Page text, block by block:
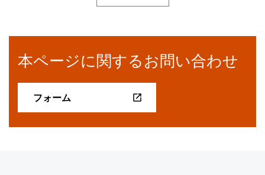
本ページに関するお問い合わせ
フォーム